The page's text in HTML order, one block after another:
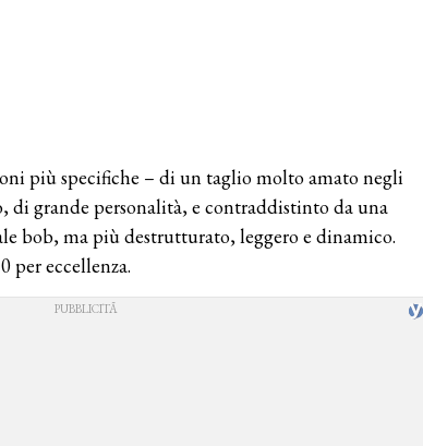
più specifiche – di un taglio molto amato negli
grande personalità, e contraddistinto da una
bob, ma più destrutturato, leggero e dinamico.
per eccellenza.